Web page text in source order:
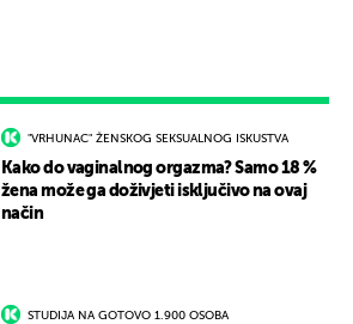
"VRHUNAC" ŽENSKOG SEKSUALNOG ISKUSTVA
Kako do vaginalnog orgazma? Samo 18 %
žena može ga doživjeti isključivo na ovaj
način
STUDIJA NA GOTOVO 1.900 OSOBA